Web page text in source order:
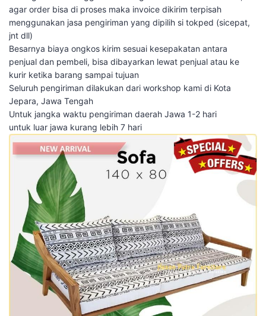
agar order bisa di proses maka invoice dikirim terpisah
menggunakan jasa pengiriman yang dipilih si tokped (sicepat,
jnt dll)
Besarnya biaya ongkos kirim sesuai kesepakatan antara
penjual dan pembeli, bisa dibayarkan lewat penjual atau ke
kurir ketika barang sampai tujuan
Seluruh pengiriman dilakukan dari workshop kami di Kota
Jepara, Jawa Tengah
Untuk jangka waktu pengiriman daerah Jawa 1-2 hari
untuk luar jawa kurang lebih 7 hari